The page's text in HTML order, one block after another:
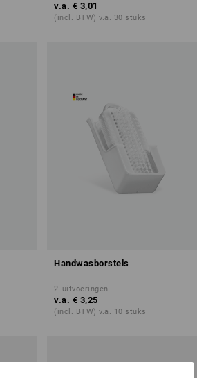
v.a. € 3,01
(incl. BTW) v.a. 30 stuks
Handwasborstels
2 uitvoeringen
v.a. € 3,25
(incl. BTW) v.a. 10 stuks